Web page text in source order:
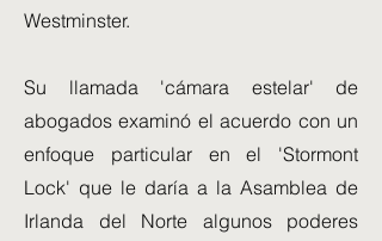
Westminster.
Su llamada 'cámara estelar' de
abogados examinó el acuerdo con un
enfoque particular en el 'Stormont
Lock' que le daría a la Asamblea de
Irlanda del Norte algunos poderes